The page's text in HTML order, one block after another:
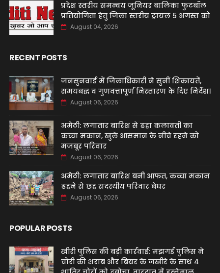
प्रदेश स्तरीय समन्वय जूनियर बालिका फुटबॉल
प्रतियोगिता हेतु जिला स्तरीय ट्रायल 5 अगस्त को
August 04, 2026
RECENT POSTS
जनसुनवाई में जिलाधिकारी ने सुनीं शिकायतें,
समयबद्ध व गुणवत्तापूर्ण निस्तारण के दिए निर्देश।
August 06, 2026
अमेठी: लगातार बारिश से ढहा कलावती का
कच्चा मकान, खुले आसमान के नीचे रहने को
मजबूर परिवार
August 06, 2026
अमेठी: लगातार बारिश बनी आफत, कच्चा मकान
ढहने से छह सदस्यीय परिवार बेघर
August 06, 2026
POPULAR POSTS
खीरी पुलिस की बड़ी कार्रवाई: मझगई पुलिस ने
चोरी की शराब और बियर के जखीरे के साथ 4